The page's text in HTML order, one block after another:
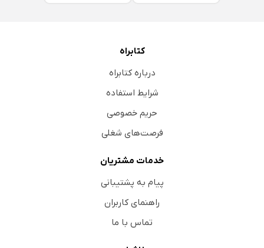
کتابراه
درباره کتابراه
شرایط استفاده
حریم خصوصی
فرصت‌های شغلی
خدمات مشتریان
پیام به پشتیبانی
راهنمای کاربران
تماس با ما